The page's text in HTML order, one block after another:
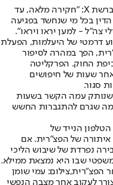
ח"כ אביגדור ליברמן הגיב להחלטת המעצר ברשת X: "חקירה מלאה, עד
בכל מי שנחשד בפגיעה
צה"ל - למען יראו ויראו".
דרמטי של היעלמות, הפעלת
הפך במהרה לסיפור
החוק. הפרקליטה
שעות של חיפושים
סגור.
עמה הקשר בשעות
מה שגרם להתגברות החשש
הנייד של
איתורה של הפצ"רית. אם
נפרדת של שיבוש הליכי
שבו היא נמצאת ממילא.
הפצ"רית,צילום: עמי שומן
לעקוב אחר מצבה הנפשי